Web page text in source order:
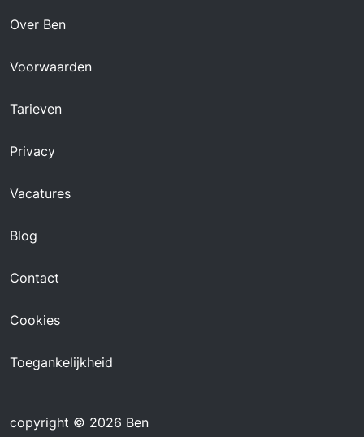
Over Ben
Voorwaarden
Tarieven
Privacy
Vacatures
Blog
Contact
Cookies
Toegankelijkheid
copyright © 2026 Ben